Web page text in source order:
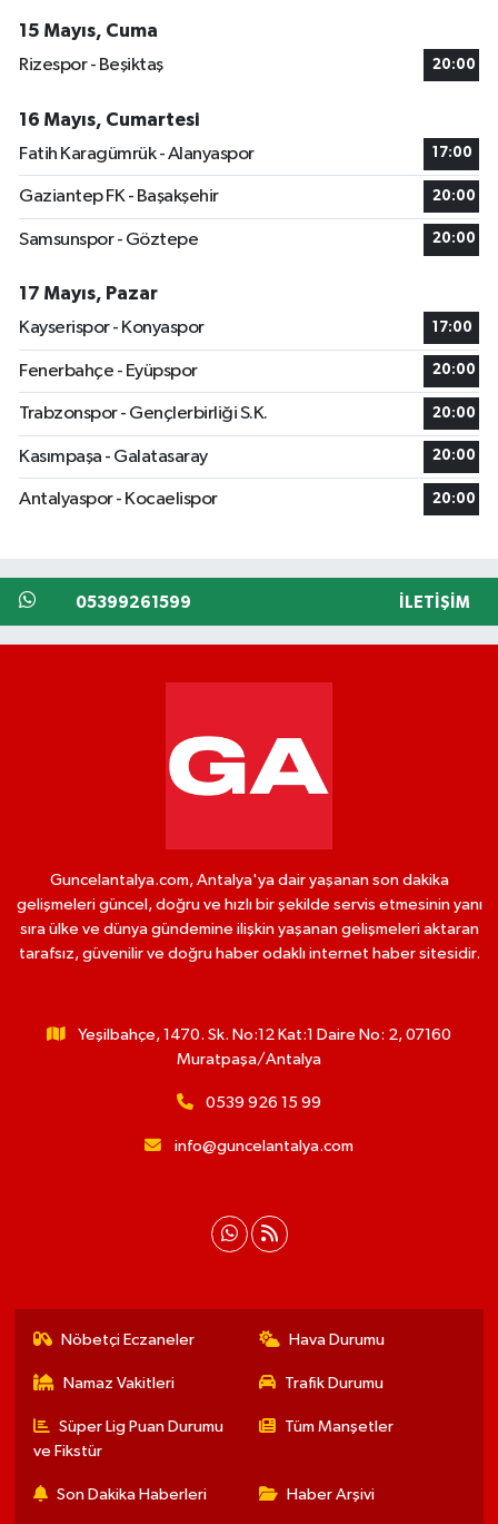
15 Mayıs, Cuma
Rizespor - Beşiktaş
20:00
16 Mayıs, Cumartesi
Fatih Karagümrük - Alanyaspor
17:00
Gaziantep FK - Başakşehir 20:00
Samsunspor - Göztepe 20:00
17 Mayıs, Pazar
Kayserispor - Konyaspor
17:00
Fenerbahçe - Eyüpspor 20:00
Trabzonspor - Gençlerbirliği S.K. 20:00
Kasımpaşa - Galatasaray 20:00
Antalyaspor - Kocaelispor 20:00
05399261599 İLETIŞIM
Guncelantalya.com, Antalya'ya dair yaşanan son dakika
gelişmeleri güncel, doğru ve hızlı bir şekilde servis etmesinin yanı
sıra ülke ve dünya gündemine ilişkin yaşanan gelişmeleri aktaran
tarafsız, güvenilir ve doğru haber odaklı internet haber sitesidir.
Yeşilbahçe, 1470. Sk. No:12 Kat:1 Daire No: 2, 07160
Muratpaşa/Antalya
0539 926 15 99
info@guncelantalya.com
Nöbetçi Eczaneler Hava Durumu
Namaz Vakitleri Trafik Durumu
Süper Lig Puan Durumu
ve Fikstür
Tüm Manşetler
Son Dakika Haberleri Haber Arşivi